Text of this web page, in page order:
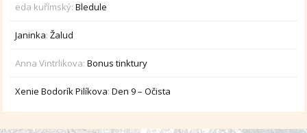
eda kuřímský:Bledule
Janinka:Žalud
Anna Vintrlikova:Bonus tinktury
Xenie Bodorík Pilíkova:Den 9 – Očista